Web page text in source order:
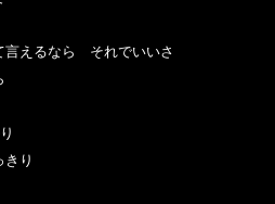
えるなら　それでいいさ